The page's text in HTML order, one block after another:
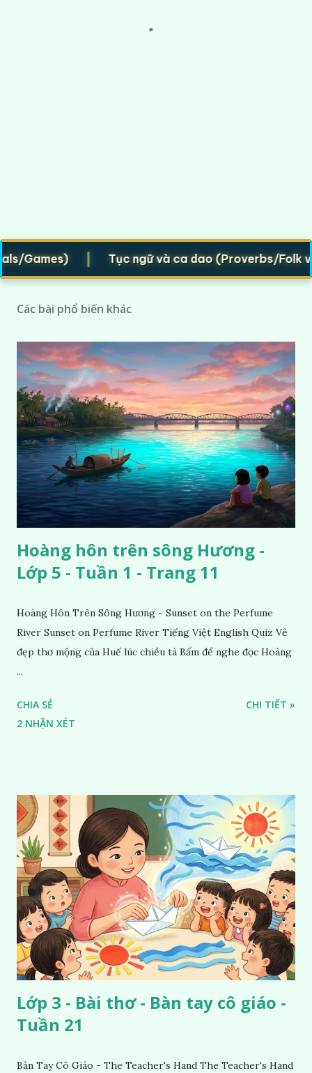
| Tục ngữ và ca dao (Proverbs/Folk verses)
Các bài phổ biến khác
Hoàng hôn trên sông Hương -
Lớp 5 - Tuần 1 - Trang 11
Hoàng Hôn Trên Sông Hương - Sunset on the Perfume
River Sunset on Perfume River Tiếng Việt English Quiz Vẻ
đẹp thơ mộng của Huế lúc chiều tà Bấm để nghe đọc Hoàng
...
CHIA SẺ
2 NHẬN XÉT
CHI TIẾT »
Lớp 3 - Bài thơ - Bàn tay cô giáo -
Tuần 21
Bàn Tay Cô Giáo - The Teacher's Hand The Teacher's Hand